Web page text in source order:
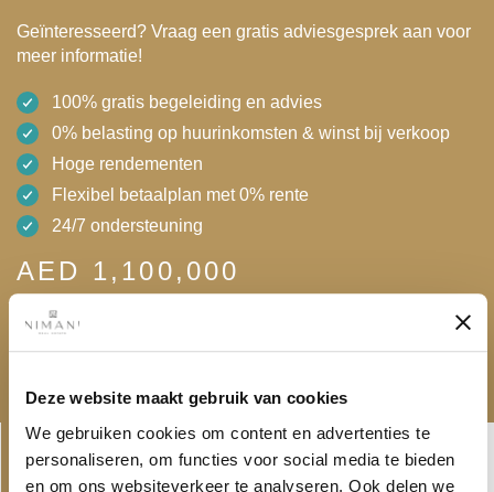
Deze website maakt gebruik van cookies
We gebruiken cookies om content en advertenties te
personaliseren, om functies voor social media te bieden
en om ons websiteverkeer te analyseren. Ook delen we
Geïnteresseerd? Vraag een gratis adviesgesprek aan voor
meer informatie!
100% gratis begeleiding en advies
0% belasting op huurinkomsten & winst bij verkoop
Hoge rendementen
Flexibel betaalplan met 0% rente
24/7 ondersteuning
AED 1,100,000
Gratis adviesgesprek
Linkedin-
in
Envelope